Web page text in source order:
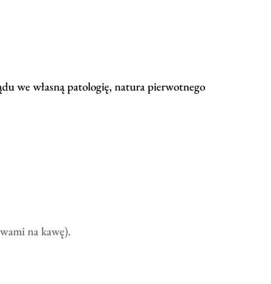
we własną patologię, natura pierwotnego
na kawę).